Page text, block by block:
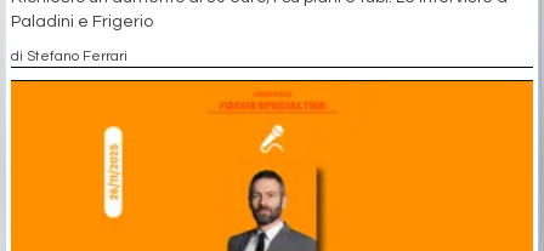
Paladini e Frigerio
di Stefano Ferrari